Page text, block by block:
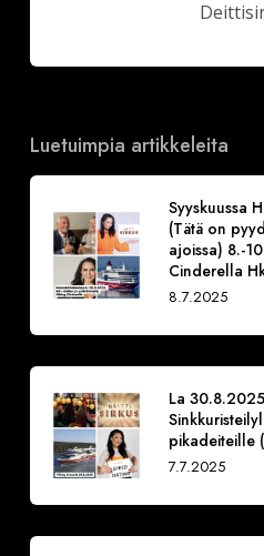
Luetuimpia artikkeleita
Syyskuussa
(Tätä on
ajoissa) 8.-
Cinderella
8.7.2025
La
pikadeiteille
7.7.2025